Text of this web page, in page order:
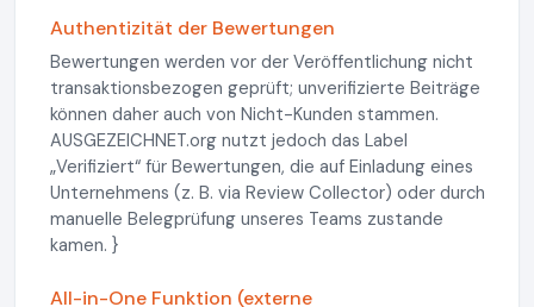
Authentizität der Bewertungen
Bewertungen werden vor der Veröffentlichung nicht
transaktionsbezogen geprüft; unverifizierte Beiträge
können daher auch von Nicht-Kunden stammen.
AUSGEZEICHNET.org nutzt jedoch das Label
„Verifiziert“ für Bewertungen, die auf Einladung eines
Unternehmens (z. B. via Review Collector) oder durch
manuelle Belegprüfung unseres Teams zustande
kamen. }
All-in-One Funktion (externe